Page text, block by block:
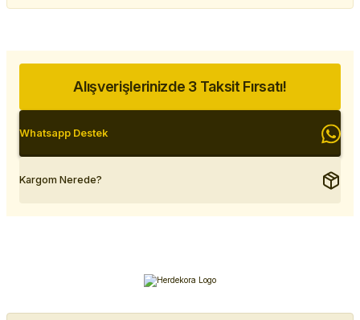
Alışverişlerinizde 3 Taksit Fırsatı!
Whatsapp Destek
Kargom Nerede?